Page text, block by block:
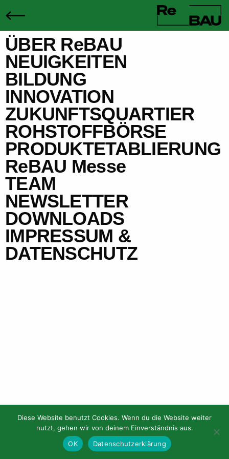
ÜBER ReBAU
NEUIGKEITEN
BILDUNG
INNOVATION
ZUKUNFTSQUARTIER
ROHSTOFFBÖRSE
PRODUKTETABLIERUNG
ReBAU Messe
TEAM
NEWSLETTER
DOWNLOADS
IMPRESSUM &
DATENSCHUTZ
Diese Website benutzt Cookies. Wenn du die Website weiter
nutzt, gehen wir von deinem Einverständnis aus.
OK
Datenschutzerklärung